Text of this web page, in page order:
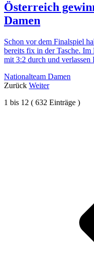
Österreich
Damen
Schon vor dem Finalspiel
bereits fix in der Tasche. Im
mit 3:2 durch und verlassen
Nationalteam Damen
Zurück Weiter
1 bis 12 ( 632 Einträge )